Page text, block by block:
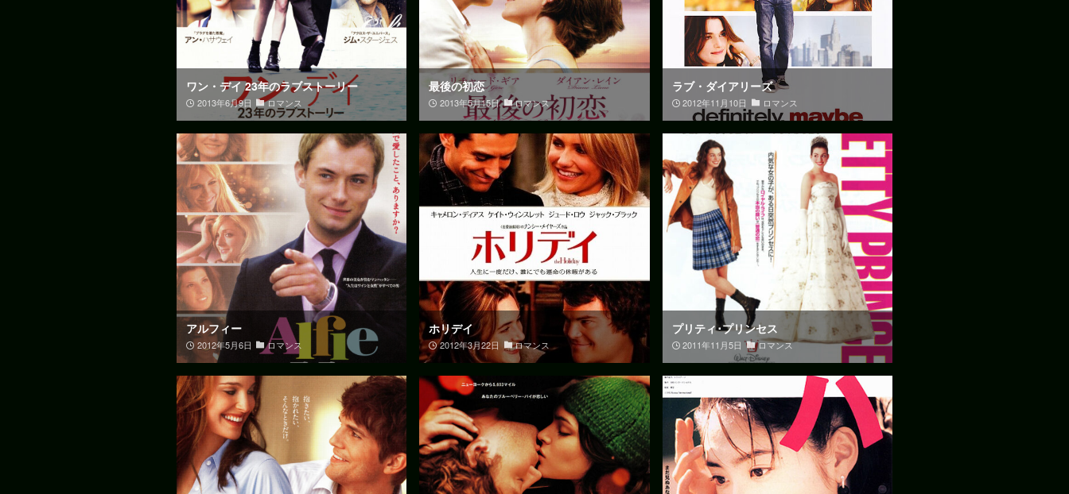
ワン・デイ 23年のラブストーリー
2013年6月9日 ロマンス
最後の初恋
2013年5月15日 ロマンス
ラブ・ダイアリーズ
2012年11月10日 ロマンス
アルフィー
2012年5月6日 ロマンス
ホリデイ
2012年3月22日 ロマンス
プリティ･プリンセス
2011年11月5日 ロマンス